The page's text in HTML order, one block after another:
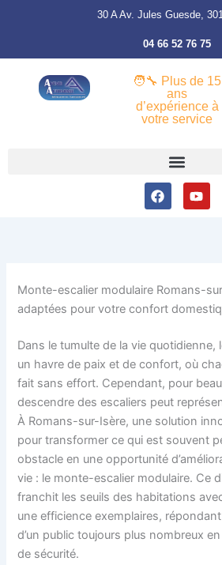
30 A Av. Jules Guesde,
04 66 52 76 75
🧑‍🔧 Plus de 15
ans
d’expérience à
votre service
Facebook
Monte-escalier modulaire Romans-
adaptées pour votre confort
Dans le tumulte de la vie quotidienne,
un havre de paix et de confort, où
fait sans effort. Cependant, pour
descendre des escaliers peut
À Romans-sur-Isère, une solution
pour transformer ce qui est souvent
obstacle en une opportunité
vie : le monte-escalier modulaire. Ce
franchit les seuils des habitations
une efficience exemplaires,
d’un public toujours plus nombreux
de sécurité.